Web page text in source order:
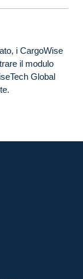
i CargoWise
il modulo
Global